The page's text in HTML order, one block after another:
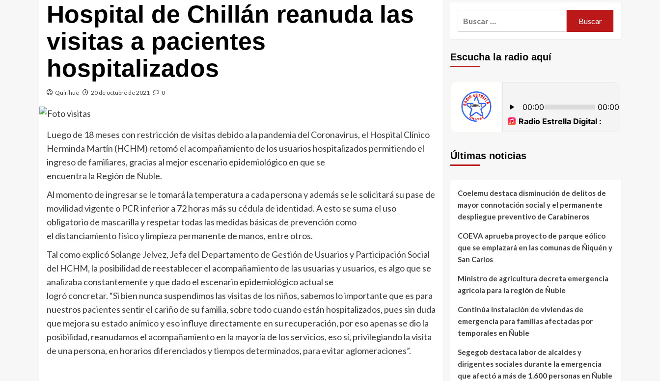
Hospital de Chillán reanuda las
visitas a pacientes
hospitalizados
Quirihue 20 de octubre de 2021 0
Luego de 18 meses con restricción de visitas debido a la pandemia del Coronavirus, el Hospital Clínico
Herminda Martín (HCHM) retomó el acompañamiento de los usuarios hospitalizados permitiendo el
ingreso de familiares, gracias al mejor escenario epidemiológico en que se
encuentra la Región de Ñuble.
Al momento de ingresar se le tomará la temperatura a cada persona y además se le solicitará su pase de
movilidad vigente o PCR inferior a 72 horas más su cédula de identidad. A esto se suma el uso
obligatorio de mascarilla y respetar todas las medidas básicas de prevención como
el distanciamiento físico y limpieza permanente de manos, entre otros.
Tal como explicó Solange Jelvez, Jefa del Departamento de Gestión de Usuarios y Participación Social
del HCHM, la posibilidad de reestablecer el acompañamiento de las usuarias y usuarios, es algo que se
analizaba constantemente y que dado el escenario epidemiológico actual se
logró concretar. “Si bien nunca suspendimos las visitas de los niños, sabemos lo importante que es para
nuestros pacientes sentir el cariño de su familia, sobre todo cuando están hospitalizados, pues sin duda
que mejora su estado anímico y eso influye directamente en su recuperación, por eso apenas se dio la
posibilidad, reanudamos el acompañamiento en la mayoría de los servicios, eso sí, privilegiando la visita
de una persona, en horarios diferenciados y tiempos determinados, para evitar aglomeraciones”.
Escucha la radio aquí
Últimas noticias
Coelemu destaca disminución de delitos de
mayor connotación social y el permanente
despliegue preventivo de Carabineros
COEVA aprueba proyecto de parque eólico
que se emplazará en las comunas de Ñiquén y
San Carlos
Ministro de agricultura decreta emergencia
agrícola para la región de Ñuble
Continúa instalación de viviendas de
emergencia para familias afectadas por
temporales en Ñuble
Segegob destaca labor de alcaldes y
dirigentes sociales durante la emergencia
que afectó a más de 1.600 personas en Ñuble